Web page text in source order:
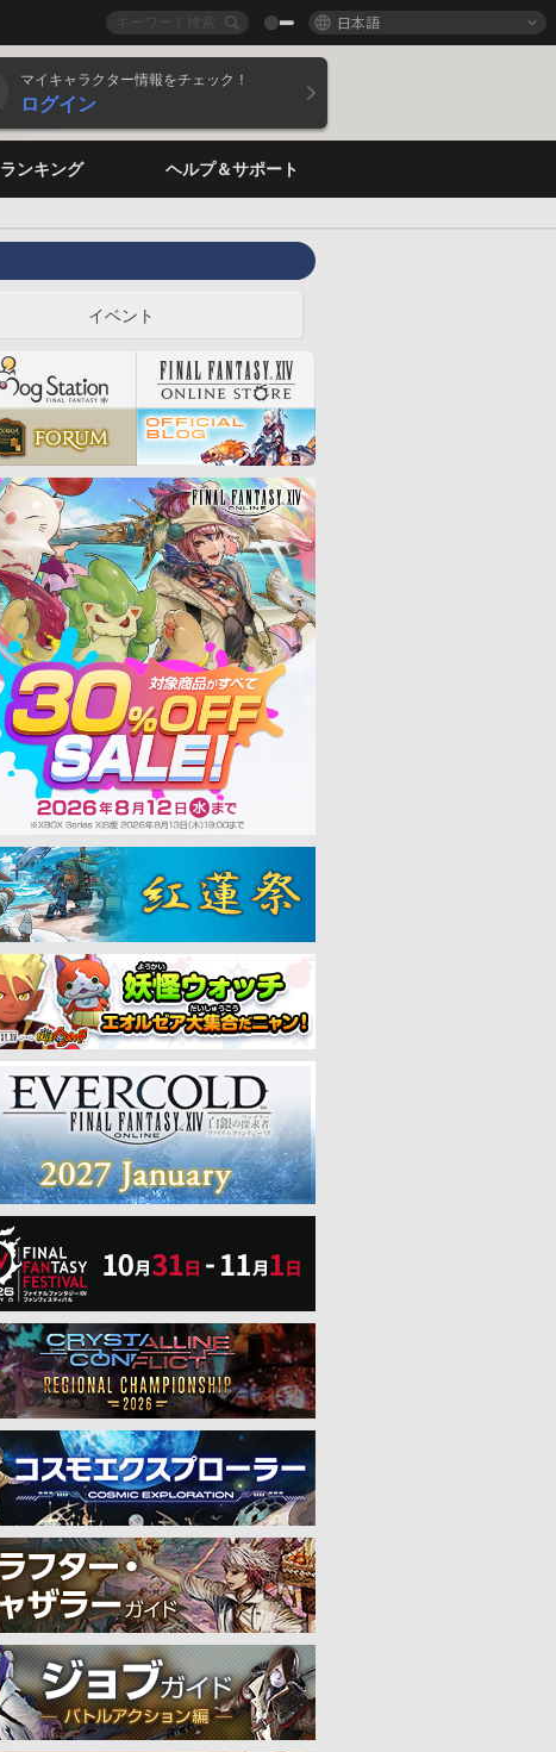
日本語
マイキャラクター情報をチェック！
ログイン
ランキング ヘルプ＆サポート
イベント